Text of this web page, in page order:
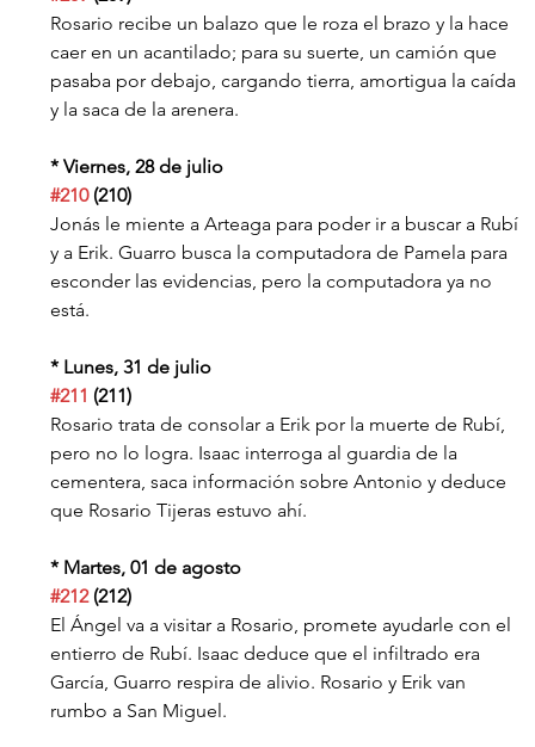
Rosario recibe un balazo que le roza el brazo y la hace
caer en un acantilado; para su suerte, un camión que
pasaba por debajo, cargando tierra, amortigua la caída
y la saca de la arenera.
* Viernes, 28 de julio
#210 (210)
Jonás le miente a Arteaga para poder ir a buscar a Rubí
y a Erik. Guarro busca la computadora de Pamela para
esconder las evidencias, pero la computadora ya no
está.
* Lunes, 31 de julio
#211 (211)
Rosario trata de consolar a Erik por la muerte de Rubí,
pero no lo logra. Isaac interroga al guardia de la
cementera, saca información sobre Antonio y deduce
que Rosario Tijeras estuvo ahí.
* Martes, 01 de agosto
#212 (212)
El Ángel va a visitar a Rosario, promete ayudarle con el
entierro de Rubí. Isaac deduce que el infiltrado era
García, Guarro respira de alivio. Rosario y Erik van
rumbo a San Miguel.